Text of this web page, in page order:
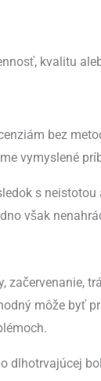
kvalitu
bez
vymyslené
s
však
môže byť
dlhotrvajúcej